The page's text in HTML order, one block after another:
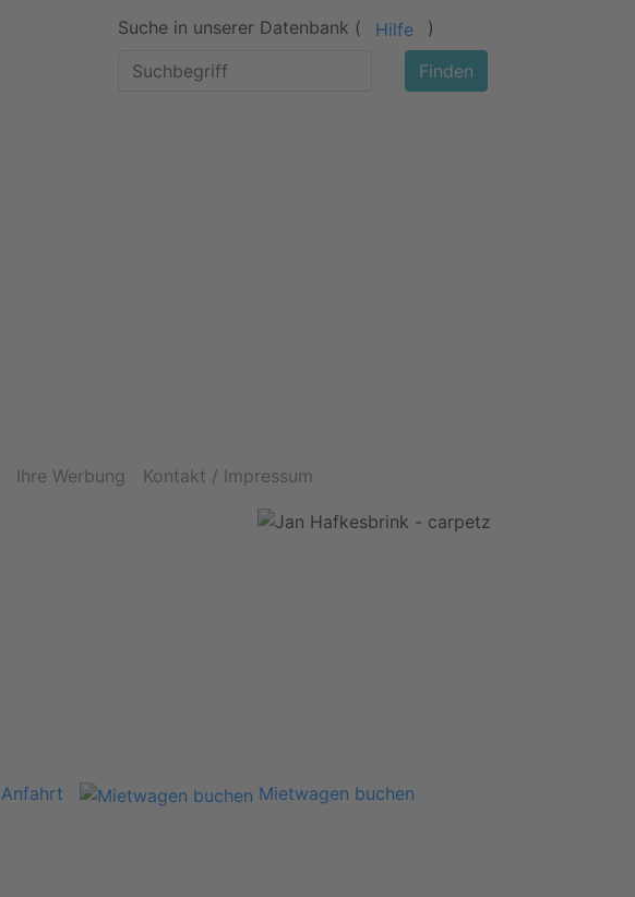
Suche in unserer Datenbank ( Hilfe
)
Finden
Ihre Werbung Kontakt / Impressum
Anfahrt
Mietwagen buchen